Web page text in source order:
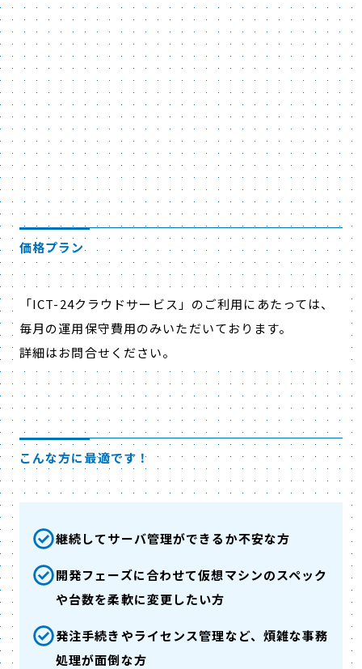
価格プラン
「ICT-24クラウドサービス」のご利用にあたっては、
毎月の運用保守費用のみいただいております。
詳細はお問合せください。
こんな方に最適です！
継続してサーバ管理ができるか不安な方
開発フェーズに合わせて仮想マシンのスペック
や台数を柔軟に変更したい方
発注手続きやライセンス管理など、煩雑な事務
処理が面倒な方